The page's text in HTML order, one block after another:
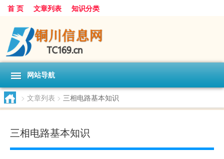
首 页 文章列表 知识分类
网站导航
> 文章列表 > 三相电路基本知识
三相电路基本知识